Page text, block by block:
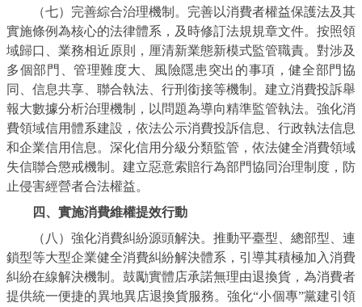
（七）完善綜合治理機制。完善以消費者權益保護法及其
實施條例為核心的法律體系，及時修訂法規規章文件。按照領
域歸口、業務相近原則，厘清新業態新模式監管職責。對涉及
多個部門、管理難度大、風險隱患突出的事項，健全部門協
同、信息共享、聯合執法、行刑銜接等機制。建立消費投訴舉
報大數據分析治理機制，以問題為導向精準監管執法。強化消
費領域信用體系建設，依法公示消費投訴信息、行政執法信息
和企業信用信息。深化信用分級分類監管，依法健全消費領域
失信聯合懲戒機制。建立惡意索賠行為部門協同治理制度，防
止侵害經營者合法權益。
四、實施消費維權提效行動
（八）強化消費糾紛源頭解決。推動平臺型、總部型、連
鎖型等大型企業健全消費糾紛解決體系，引導其積極加入消費
糾紛在線解決機制。鼓勵實體店承諾無理由退換貨，為消費者
提供統一便捷的異地異店退換貨服務。強化“小個專”黨建引領